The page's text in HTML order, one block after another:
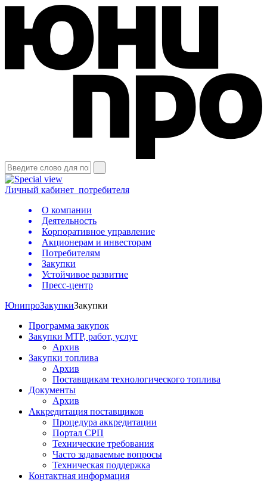
Личный кабинет потребителя
О компании
Деятельность
Корпоративное управление
Акционерам и инвесторам
Потребителям
Закупки
Устойчивое развитие
Пресс-центр
ЮнипроЗакупкиЗакупки
Программа закупок
Закупки МТР, работ, услуг
Архив
Закупки топлива
Архив
Поставщикам технологического топлива
Документы
Архив
Аккредитация поставщиков
Процедура аккредитации
Портал СРП
Технические требования
Часто задаваемые вопросы
Техническая поддержка
Контактная информация